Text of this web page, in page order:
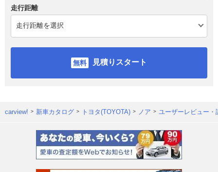
走行距離
見積りスタート
carview! 新車カタログ トヨタ(TOYOTA) ノア ユーザーレビュー・